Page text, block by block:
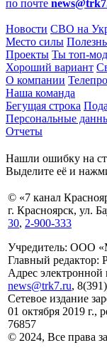
по почте
Новости СВО на
Место силы
Проекты Ты топ-
Хороший вариант
О компании
Наша команда
Бегущая строка
Персональные
Отчеты
Нашли ошибку на
Выделите её и
© «7 канал
г. Красноярск, ул.
30, 2-900-333
Учредитель: ООО
Главный редактор:
Адрес
news@trk7.ru,
Сетевое издание
01 октября 2019
76857
© 2024, Все права